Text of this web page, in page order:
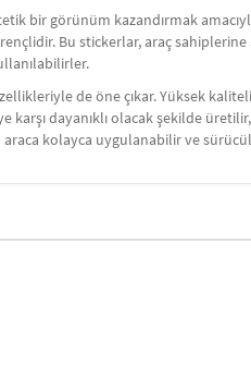
bir görünüm kazandırmak
Bu stickerlar, araç
de öne çıkar. Yüksek
karşı dayanıklı olacak şekilde
kolayca uygulanabilir ve